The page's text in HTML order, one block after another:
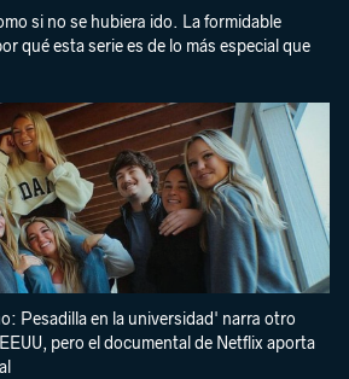
si no se hubiera ido. La formidable
qué esta serie es de lo más especial que
Pesadilla en la universidad' narra otro
pero el documental de Netflix aporta